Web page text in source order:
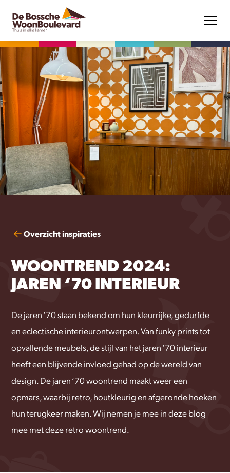
Overzicht inspiraties
WOONTREND 2024:
JAREN ‘70 INTERIEUR
De jaren ‘70 staan bekend om hun kleurrijke, gedurfde
en eclectische interieurontwerpen. Van funky prints tot
opvallende meubels, de stijl van het jaren ‘70 interieur
heeft een blijvende invloed gehad op de wereld van
design. De jaren ‘70 woontrend maakt weer een
opmars, waarbij retro, houtkleurig en afgeronde hoeken
hun terugkeer maken. Wij nemen je mee in deze blog
mee met deze retro woontrend.